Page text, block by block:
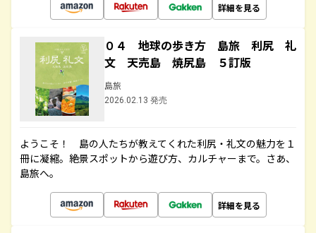
詳細を見る
０４ 地球の歩き方 島旅 利尻 礼
文 天売島 焼尻島 ５訂版
島旅
2026.02.13 発売
ようこそ！ 島の人たちが教えてくれた利尻・礼文の魅力を１
冊に凝縮。絶景スポットから遊び方、カルチャーまで。さあ、
島旅へ。
詳細を見る